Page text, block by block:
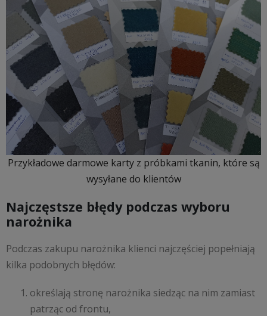
Przykładowe darmowe karty z próbkami tkanin, które są
wysyłane do klientów
Najczęstsze błędy podczas wyboru
narożnika
Podczas zakupu narożnika klienci najczęściej popełniają
kilka podobnych błędów:
określają stronę narożnika siedząc na nim zamiast
patrząc od frontu,